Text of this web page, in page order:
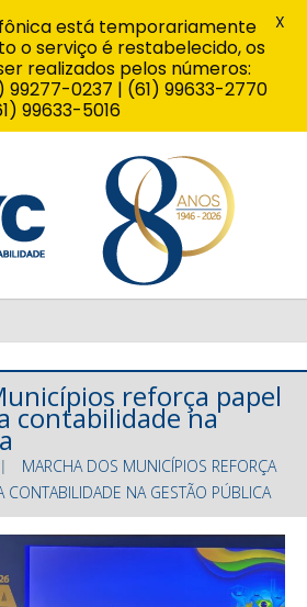
reforça papel
contabilidade na
MARCHA DOS MUNICÍPIOS REFORÇA
CONTABILIDADE NA GESTÃO PÚBLICA
está temporariamente
o serviço é restabelecido, os
realizados pelos números:
99277-0237 | (61) 99633-2770
99633-5016
X